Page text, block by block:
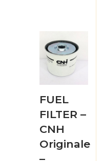
FUEL
FILTER –
CNH
Originale